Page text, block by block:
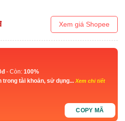
Xem giá Shopee
- Còn: 100%
trong tài khoản, sử dụng...Xem chi tiết
COPY MÃ